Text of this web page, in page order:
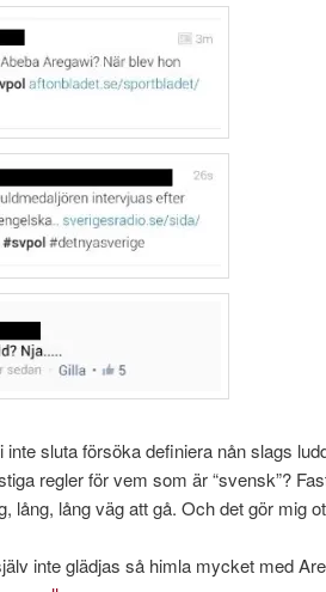
inte sluta försöka definiera nån slags
regler för vem som är “svensk”?
lång, lång väg att gå. Och det gör mig
inte glädjas så himla mycket med